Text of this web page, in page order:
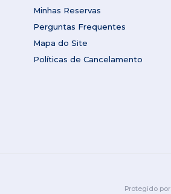
Minhas Reservas
Perguntas Frequentes
Mapa do Site
Políticas de Cancelamento
Protegido por